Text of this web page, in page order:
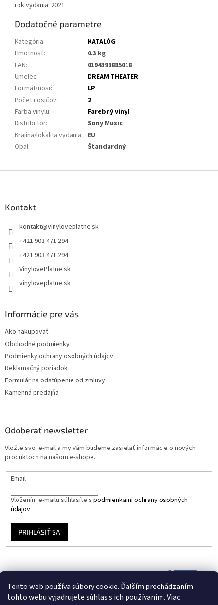
Tento web používa súbory cookie. Ďalším prechádzaním
tohto webu vyjadrujete súhlas s ich používaním. Viac
rok vydania: 2021
Dodatočné parametre
Kategória:
KATALÓG
Hmotnosť:
0.3 kg
EAN:
0194398885018
Umelec:
DREAM THEATER
Formát/nosič:
LP
Počet nosičov:
2
Farba vinylu:
Farebný vinyl
Distribútor:
Sony Music
Krajina/lokalita vydania: EU
Obal: Štandardný
Kontakt
kontakt@vinyloveplatne.sk
+421 903 471 294
+421 903 471 294
VinylovePlatne.sk
vinyloveplatne.sk
Informácie pre vás
Ako nakupovať
Obchodné podmienky
Podmienky ochrany osobných údajov
Reklamačný poriadok
Formulár na odstúpenie od zmluvy
Kamenná predajňa
Odoberať newsletter
Vložte svoj e-mail a my Vám budeme zasielať informácie o nových
produktoch na našom e-shope.
Email
Vložením e-mailu súhlasíte s podmienkami ochrany osobných
údajov
PRIHLÁSIŤ SA